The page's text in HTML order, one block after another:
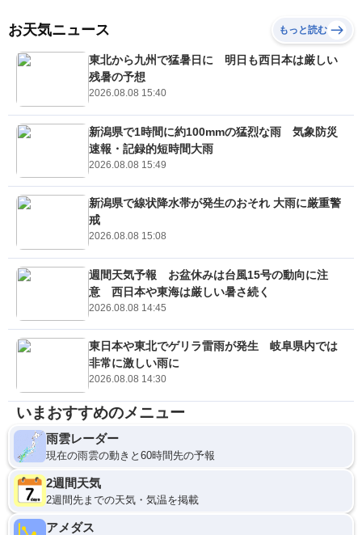
お天気ニュース もっと読む
東北から九州で猛暑日に 明日も西日本は厳しい
残暑の予想
2026.08.08 15:40
新潟県で1時間に約100mmの猛烈な雨 気象防災
速報・記録的短時間大雨
2026.08.08 15:49
新潟県で線状降水帯が発生のおそれ 大雨に厳重警
戒
2026.08.08 15:08
週間天気予報 お盆休みは台風15号の動向に注
意 西日本や東海は厳しい暑さ続く
2026.08.08 14:45
東日本や東北でゲリラ雷雨が発生 岐阜県内では
非常に激しい雨に
2026.08.08 14:30
いまおすすめのメニュー
雨雲レーダー
現在の雨雲の動きと60時間先の予報
2週間天気
2週間先までの天気・気温を掲載
アメダス